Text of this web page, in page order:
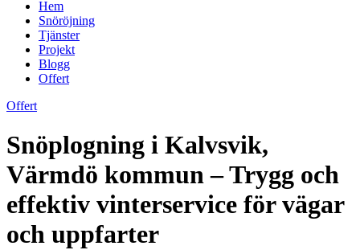
Hem
Snöröjning
Tjänster
Projekt
Blogg
Offert
Offert
Snöplogning i Kalvsvik,
Värmdö kommun – Trygg och
effektiv vinterservice för vägar
och uppfarter